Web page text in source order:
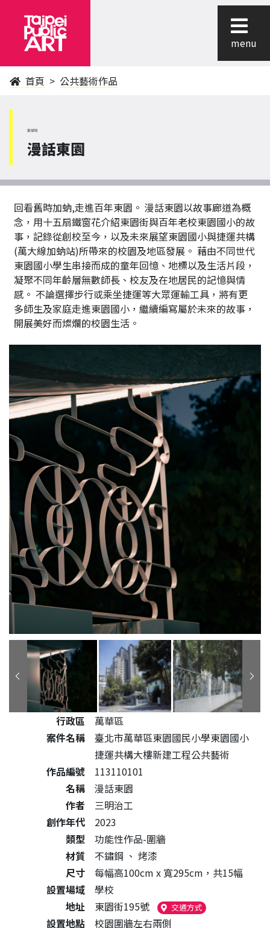
menu
首頁 公共藝術作品
萬華區
漫話東園
回看舊時加蚋,走進百年東園。 漫話東園以故事廊道為概
念，用十五扇鐵窗花介紹東園街與百年老校東園國小的故
事，記錄從創校至今，以及未來展望東園國小與捷運共構
(萬大線加蚋站)所帶來的校園及地區發展。 藉由不同世代
東園國小學生串接而成的童年回憶、地標以及生活片段，
凝聚不同年齡層無數師長、校友及在地居民的記憶與情
感。 不論選擇步行或乘坐捷運等大眾運輸工具，將有更
多師生及家庭走進東園國小，繼續編寫屬於未來的故事，
開展美好而燦爛的校園生活。
公共藝術作品詳細資料
行政區
萬華區
案件名稱
臺北市萬華區東園國民小學東園國小
捷運共構大樓新建工程公共藝術
作品編號
113110101
名稱
漫話東園
作者
三明治工
創作年代
2023
類型
功能性作品-圍牆
材質
不鏽鋼 、 烤漆
尺寸
每幅高100cm x 寬295cm，共15幅
設置場域
學校
地址
東園街195號 交通方式（另開新視窗）
設置地點
校園圍牆左右兩側